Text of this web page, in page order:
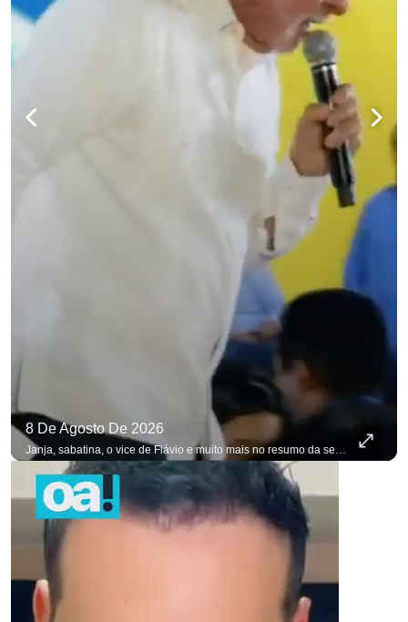
8 De Agosto De 2026
Janja, sabatina, o vice de Flávio e muito mais no resumo da semana. #OAntagonista Se você busca informação com credibilidade, inscreva-se agora e ative o